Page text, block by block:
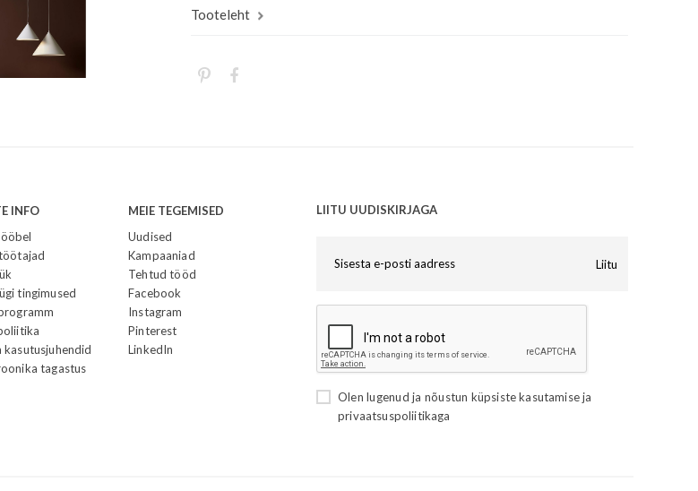
Tooteleht
INFO
tingimused
kasutusjuhendid
tagastus
MEIE TEGEMISED
Uudised
Kampaaniad
Tehtud tööd
Facebook
Instagram
Pinterest
LinkedIn
LIITU UUDISKIRJAGA
Liitu
Olen lugenud ja nõustun küpsiste kasutamiseja
privaatsuspoliitikaga